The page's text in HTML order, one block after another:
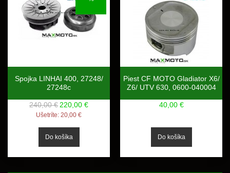
Spojka LINHAI 400, 27248/
27248c
240,00 € 220,00 €
Ušetríte: 20,00 €
Piest CF MOTO Gladiator X6/
Z6/ UTV 630, 0600-040004
40,00 €